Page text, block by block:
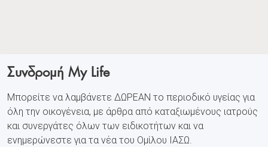
Συνδρομή My Life
Μπορείτε να λαμβάνετε ΔΩΡΕΑΝ το περιοδικό υγείας για
όλη την οικογένεια, με άρθρα από καταξιωμένους ιατρούς
και συνεργάτες όλων των ειδικοτήτων και να
ενημερώνεστε για τα νέα του Ομίλου ΙΑΣΩ.